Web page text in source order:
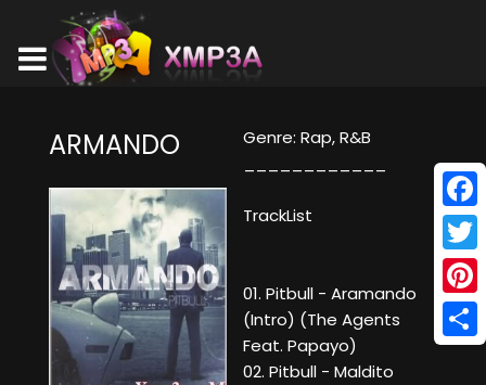
ARMANDO
Genre: Rap, R&B
TrackList
01. Pitbull - Aramando
(Intro) (The Agents
Feat. Papayo)
02. Pitbull - Maldito